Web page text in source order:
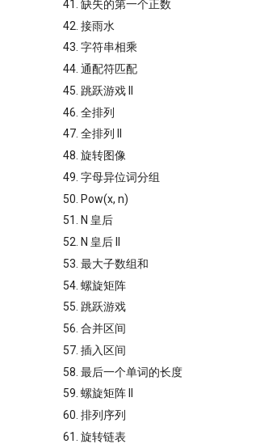
41. 缺失的第一个正数
42. 接雨水
43. 字符串相乘
44. 通配符匹配
45. 跳跃游戏 II
46. 全排列
47. 全排列 II
48. 旋转图像
49. 字母异位词分组
50. Pow(x, n)
51. N 皇后
52. N 皇后 II
53. 最大子数组和
54. 螺旋矩阵
55. 跳跃游戏
56. 合并区间
57. 插入区间
58. 最后一个单词的长度
59. 螺旋矩阵 II
60. 排列序列
61. 旋转链表